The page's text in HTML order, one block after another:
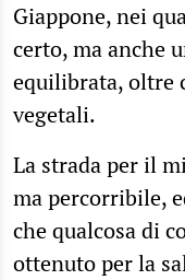
Giappone, nei
certo, ma anche
equilibrata, oltre
vegetali.
La strada per il
ma percorribile,
che qualcosa di
ottenuto per la